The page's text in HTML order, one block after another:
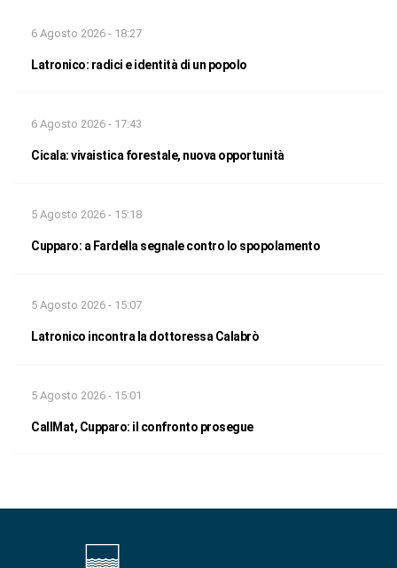
6 Agosto 2026 - 18:27
Latronico: radici e identità di un popolo
6 Agosto 2026 - 17:43
Cicala: vivaistica forestale, nuova opportunità
5 Agosto 2026 - 15:18
Cupparo: a Fardella segnale contro lo spopolamento
5 Agosto 2026 - 15:07
Latronico incontra la dottoressa Calabrò
5 Agosto 2026 - 15:01
CallMat, Cupparo: il confronto prosegue